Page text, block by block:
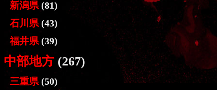
新潟県 (81)
石川県 (43)
福井県 (39)
中部地方 (267)
三重県 (50)